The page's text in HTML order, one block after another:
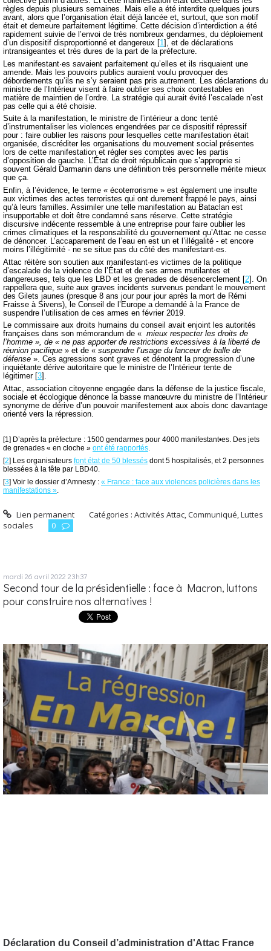
règles depuis plusieurs semaines. Mais elle a été interdite quelques jours
avant, alors que l’organisation était déjà lancée et, surtout, que son motif
était et demeure parfaitement légitime. Cette décision d’interdiction a été
rapidement suivie de l’envoi de très nombreux gendarmes, du déploiement
d’un dispositif disproportionné et dangereux [1] , et de déclarations
intransigeantes et très dures de la part de la préfecture.
Les manifestant·es savaient parfaitement qu’elles et ils risquaient une
amende. Mais les pouvoirs publics auraient voulu provoquer des
débordements qu’ils ne s’y seraient pas pris autrement. Les déclarations du
ministre de l’Intérieur visent à faire oublier ses choix contestables en
matière de maintien de l’ordre. La stratégie qui aurait évité l’escalade n’est
pas celle qui a été choisie.
Suite à la manifestation, le ministre de l’intérieur a donc tenté
d’instrumentaliser les violences engendrées par ce dispositif répressif
pour : faire oublier les raisons pour lesquelles cette manifestation était
organisée, discréditer les organisations du mouvement social présentes
lors de cette manifestation et régler ses comptes avec les partis
d’opposition de gauche. L’État de droit républicain que s’approprie si
souvent Gérald Darmanin dans une définition très personnelle mérite mieux
que ça.
Enfin, à l’évidence, le terme « écoterrorisme » est également une insulte
aux victimes des actes terroristes qui ont durement frappé le pays, ainsi
qu’à leurs familles. Assimiler une telle manifestation au Bataclan est
insupportable et doit être condamné sans réserve. Cette stratégie
discursive indécente ressemble à une entreprise pour faire oublier les
crimes climatiques et la responsabilité du gouvernement qu’Attac ne cesse
de dénoncer. L’accaparement de l’eau en est un et l’illégalité - et encore
moins l’illégitimité - ne se situe pas du côté des manifestant·es.
Attac réitère son soutien aux manifestant·es victimes de la politique
d’escalade de la violence de l’État et de ses armes mutilantes et
dangereuses, tels que les LBD et les grenades de désencerclement [2]
. On
rappellera que, suite aux graves incidents survenus pendant le mouvement
des Gilets jaunes (presque 8 ans jour pour jour après la mort de Rémi
Fraisse à Sivens), le Conseil de l’Europe a demandé à la France de
suspendre l’utilisation de ces armes en février 2019.
Le commissaire aux droits humains du conseil avait enjoint les autorités
françaises dans son mémorandum de « mieux respecter les droits de
l’homme », de « ne pas apporter de restrictions excessives à la liberté de
réunion pacifique » et de « suspendre l’usage du lanceur de balle de
défense ». Ces agressions sont graves et dénotent la progression d’une
inquiétante dérive autoritaire que le ministre de l’Intérieur tente de
légitimer[3] .
Attac, association citoyenne engagée dans la défense de la justice fiscale,
sociale et écologique dénonce la basse manœuvre du ministre de l’Intérieur
synonyme de dérive d’un pouvoir manifestement aux abois donc davantage
orienté vers la répression.
[1] D’après la préfecture : 1500 gendarmes pour 4000 manifestant•es. Des jets
de grenades « en cloche » ont été rapportés.
[2] Les organisateurs font état de 50 blessés dont 5 hospitalisés, et 2 personnes
blessées à la tête par LBD40.
[3] Voir le dossier d’Amnesty : « France : face aux violences policières dans les
manifestations »
Lien permanent Catégories :Activités Attac,Communiqué,Luttes
sociales
0
mardi 26 avril 2022 23h37
Second tour de la présidentielle : face à Macron, luttons
pour construire nos alternatives !
Déclaration du Conseil d’administration d'Attac France